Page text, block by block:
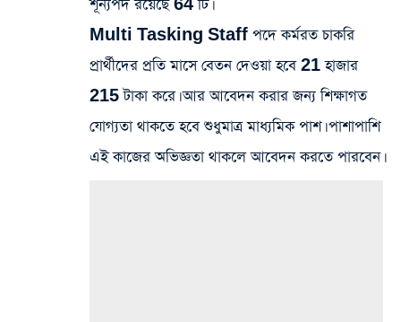
শূন্যপদ রয়েছে 64 টি।
Multi Tasking Staff পদে কর্মরত চাকরি
প্রার্থীদের প্রতি মাসে বেতন দেওয়া হবে 21 হাজার
215 টাকা করে। আর আবেদন করার জন্য শিক্ষাগত
যোগ্যতা থাকতে হবে শুধুমাত্র মাধ্যমিক পাশ। পাশাপাশি
এই কাজের অভিজ্ঞতা থাকলে আবেদন করতে পারবেন।